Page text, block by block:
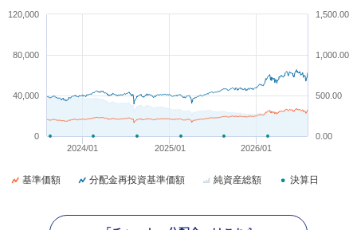
2024/01 2025/01 2026/01
0
40,000
80,000
120,000
0.00
500.00
1,000.00
1,500.00
基準価額 分配金再投資基準価額 純資産総額 決算日